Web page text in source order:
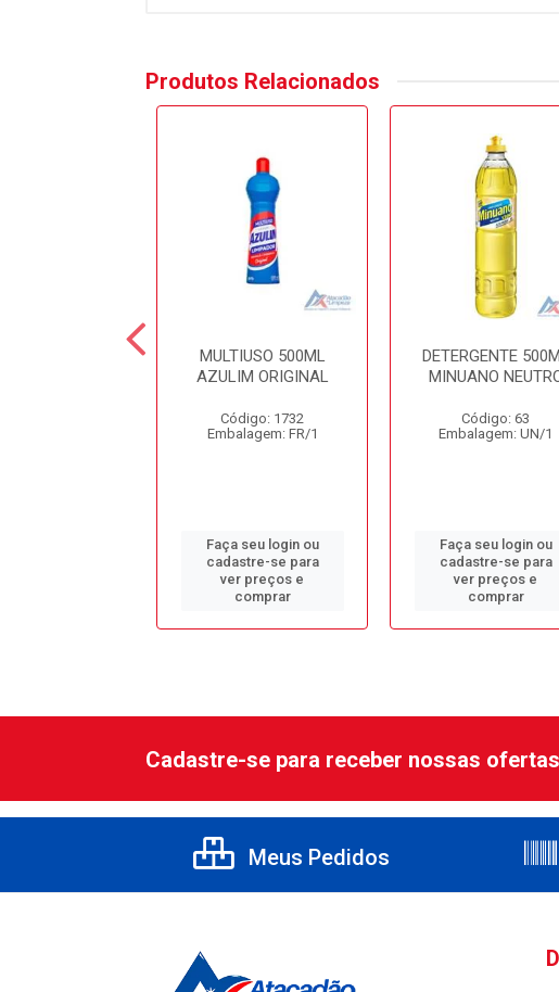
Produtos Relacionados
MULTIUSO 500ML
AZULIM ORIGINAL
Código: 1732
Embalagem: FR/1
Faça seu login ou
cadastre-se para
ver preços e
comprar
DETERGENTE
MINUANO
Código: 63
Embalagem: UN/1
Faça seu login ou
cadastre-se para
ver preços e
comprar
Cadastre-se para receber nossas
Meus Pedidos